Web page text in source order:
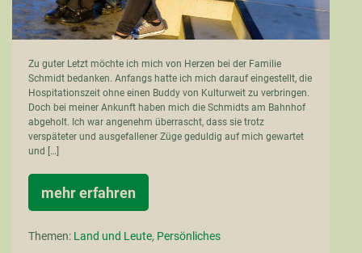
Zu guter Letzt möchte ich mich von Herzen bei der Familie
Schmidt bedanken. Anfangs hatte ich mich darauf eingestellt, die
Hospitationszeit ohne einen Buddy von Kulturweit zu verbringen.
Doch bei meiner Ankunft haben mich die Schmidts am Bahnhof
abgeholt. Ich war angenehm überrascht, dass sie trotz
verspäteter und ausgefallener Züge geduldig auf mich gewartet
und […]
mehr erfahren
Dédicace
pour
la
famille
Themen: Land und Leute, Persönliches